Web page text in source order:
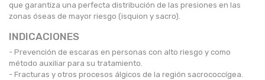
que garantiza una perfecta distribución de las presiones en las
zonas óseas de mayor riesgo (isquion y sacro).
INDICACIONES
- Prevención de escaras en personas con alto riesgo y como
método auxiliar para su tratamiento.
- Fracturas y otros procesos álgicos de la región sacrococcígea.